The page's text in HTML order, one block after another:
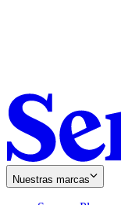
Nuestras marcas